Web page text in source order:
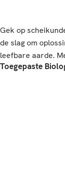
Gek op
de slag om
leefbare aarde.
Toegepaste